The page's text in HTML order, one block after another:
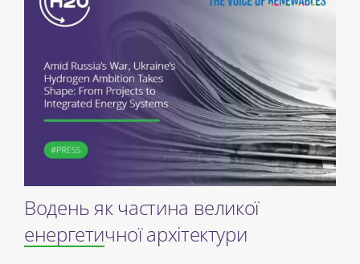
Водень як частина великої
енергетичної архітектури